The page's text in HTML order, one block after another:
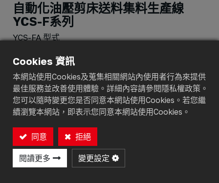
自動化油壓剪床送料集料生產線
YCS-F系列
YCS-FA 型式
規格 功能
Cookies 資訊
本網站使用Cookies及蒐集相關網站內使用者行為來提供
最佳服務並改善使用體驗。詳細內容請參閱隱私權政策。
您可以隨時變更您是否同意本網站使用Cookies。若您繼
續瀏覽本網站，即表示您同意本網站使用Cookies。
同意 拒絕
閱讀更多 變更設定